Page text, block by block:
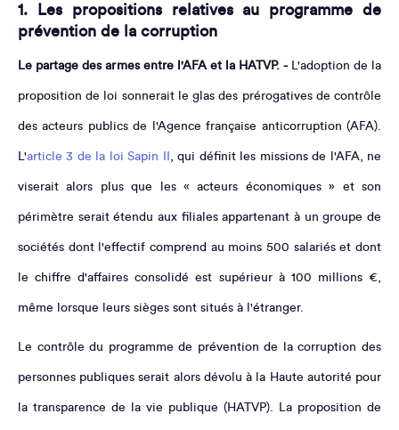
1.
Les propositions relatives au programme de
prévention de la corruption
Le partage des armes entre l'AFA et la HATVP. -L'adoption de la
proposition de loi sonnerait le glas des prérogatives de contrôle
des acteurs publics de l'Agence française anticorruption (AFA).
L'article 3 de la loi Sapin II , qui définit les missions de l'AFA, ne
viserait alors plus que les « acteurs économiques » et son
périmètre serait étendu aux filiales appartenant à un groupe de
sociétés dont l'effectif comprend au moins 500 salariés et dont
le chiffre d'affaires consolidé est supérieur à 100 millions €,
même lorsque leurs sièges sont situés à l'étranger.
Le contrôle du programme de prévention de la corruption des
personnes publiques serait alors dévolu à la Haute autorité pour
la transparence de la vie publique (HATVP). La proposition de